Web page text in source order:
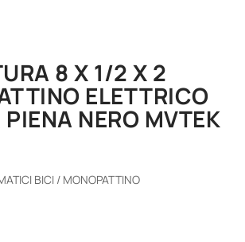
8 X 1/2 X 2
ELETTRICO
NERO MVTEK
BICI / MONOPATTINO